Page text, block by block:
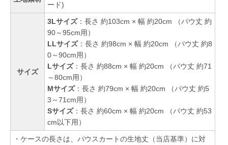
ード)
サイズ
3Lサイズ：長さ 約103cm × 幅 約20cm （パウ丈 約
90～95cm用）
LLサイズ：長さ 約98cm × 幅 約20cm （パウ丈 約8
0～90cm用）
Lサイズ：長さ 約88cm × 幅 約20cm （パウ丈 約71
～80cm用）
Mサイズ：長さ 約79cm × 幅 約20cm （パウ丈 約5
3～71cm用）
Sサイズ：長さ 約60cm × 幅 約20cm （パウ丈 約53
cm以下用）
・ケースの長さは、パウスカートの生地丈（当店基準）に対